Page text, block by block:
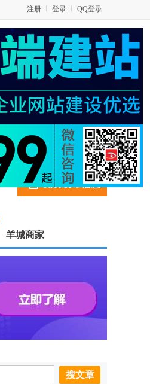
QQ登录
登录
注册
免费发布信息
羊城商家